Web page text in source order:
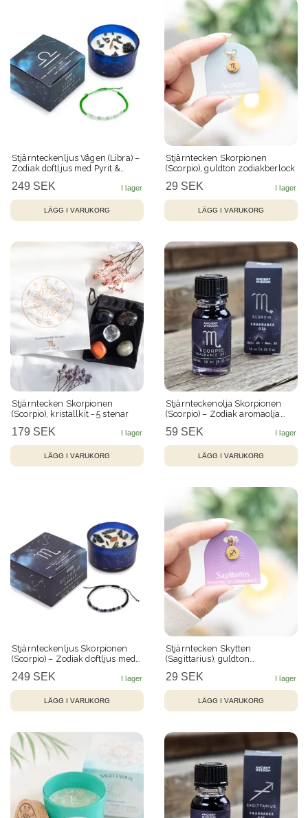
Stjärnteckenljus Vågen (Libra) –
Zodiak doftljus med Pyrit &
249 SEK
Stjärntecken Skorpionen
(Scorpio), guldton zodiakberlock
29 SEK
Stjärntecken Skorpionen
(Scorpio), kristallkit - 5 stenar
179 SEK
Stjärnteckenolja Skorpionen
(Scorpio) – Zodiak aromaolja
59 SEK
Stjärnteckenljus Skorpionen
(Scorpio) – Zodiak doftljus med
249 SEK
Stjärntecken Skytten
(Sagittarius), guldton
29 SEK